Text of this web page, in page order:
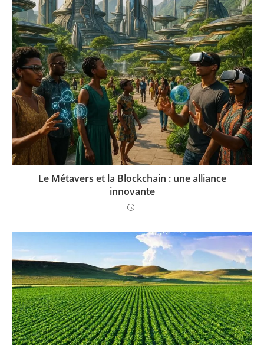
Le Métavers et la Blockchain : une alliance
innovante